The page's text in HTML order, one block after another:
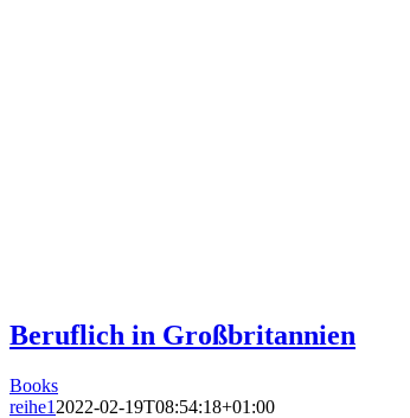
Beruflich in Großbritannien
Books
reihe1 2022-02-19T08:54:18+01:00